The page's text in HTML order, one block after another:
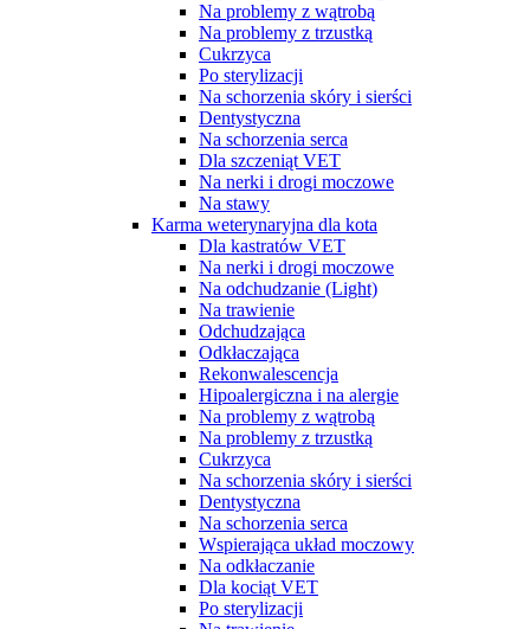
Na problemy z wątrobą
Na problemy z trzustką
Cukrzyca
Po sterylizacji
Na schorzenia skóry i sierści
Dentystyczna
Na schorzenia serca
Dla szczeniąt VET
Na nerki i drogi moczowe
Na stawy
Karma weterynaryjna dla kota
Dla kastratów VET
Na nerki i drogi moczowe
Na odchudzanie (Light)
Na trawienie
Odchudzająca
Odkłaczająca
Rekonwalescencja
Hipoalergiczna i na alergie
Na problemy z wątrobą
Na problemy z trzustką
Cukrzyca
Na schorzenia skóry i sierści
Dentystyczna
Na schorzenia serca
Wspierająca układ moczowy
Na odkłaczanie
Dla kociąt VET
Po sterylizacji